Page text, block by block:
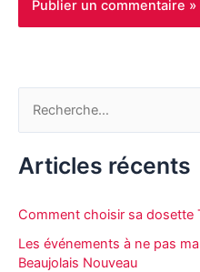
h
c
Articles récents
Comment choisir sa dosette
Les événements à ne pas
Beaujolais Nouveau